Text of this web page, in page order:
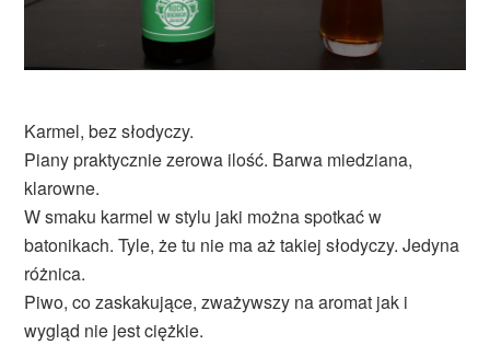
Karmel, bez słodyczy.
Piany praktycznie zerowa ilość. Barwa miedziana,
klarowne.
W smaku karmel w stylu jaki można spotkać w
batonikach. Tyle, że tu nie ma aż takiej słodyczy. Jedyna
różnica.
Piwo, co zaskakujące, zważywszy na aromat jak i
wygląd nie jest ciężkie.